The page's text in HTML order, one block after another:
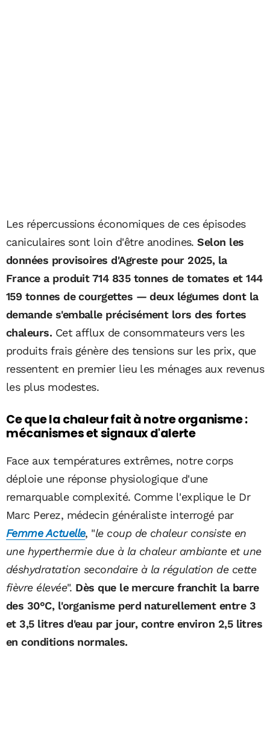
Les répercussions économiques de ces épisodes
caniculaires sont loin d'être anodines.Selon les
données provisoires d'Agreste pour 2025, la
France a produit 714 835 tonnes de tomates et 144
159 tonnes de courgettes — deux légumes dont la
demande s'emballe précisément lors des fortes
chaleurs. Cet afflux de consommateurs vers les
produits frais génère des tensions sur les prix, que
ressentent en premier lieu les ménages aux revenus
les plus modestes.
Ce que la chaleur fait à notre organisme :
mécanismes et signaux d'alerte
Face aux températures extrêmes, notre corps
déploie une réponse physiologique d'une
remarquable complexité. Comme l'explique le Dr
Marc Perez, médecin généraliste interrogé par
Femme Actuelle, "le coup de chaleur consiste en
une hyperthermie due à la chaleur ambiante et une
déshydratation secondaire à la régulation de cette
fièvre élevée". Dès que le mercure franchit la barre
des 30°C, l'organisme perd naturellement entre 3
et 3,5 litres d'eau par jour, contre environ 2,5 litres
en conditions normales.